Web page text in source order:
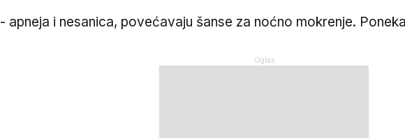
- apneja i nesanica, povećavaju šanse za noćno mokrenje.